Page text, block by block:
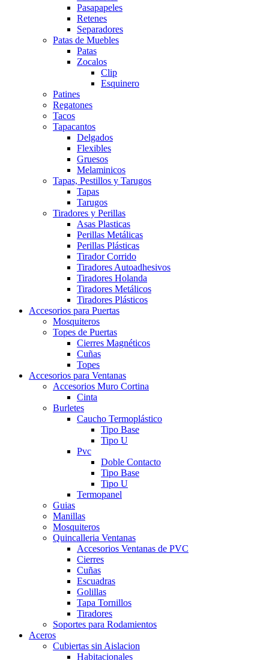
Pasapapeles
Retenes
Separadores
Patas de Muebles
Patas
Zocalos
Clip
Esquinero
Patines
Regatones
Tacos
Tapacantos
Delgados
Flexibles
Gruesos
Melaminicos
Tapas, Pestillos y Tarugos
Tapas
Tarugos
Tiradores y Perillas
Asas Plasticas
Perillas Metálicas
Perillas Plásticas
Tirador Corrido
Tiradores Autoadhesivos
Tiradores Holanda
Tiradores Metálicos
Tiradores Plásticos
Accesorios para Puertas
Mosquiteros
Topes de Puertas
Cierres Magnéticos
Cuñas
Topes
Accesorios para Ventanas
Accesorios Muro Cortina
Cinta
Burletes
Caucho Termoplástico
Tipo Base
Tipo U
Pvc
Doble Contacto
Tipo Base
Tipo U
Termopanel
Guias
Manillas
Mosquiteros
Quincalleria Ventanas
Accesorios Ventanas de PVC
Cierres
Cuñas
Escuadras
Golillas
Tapa Tornillos
Tiradores
Soportes para Rodamientos
Aceros
Cubiertas sin Aislacion
Habitacionales